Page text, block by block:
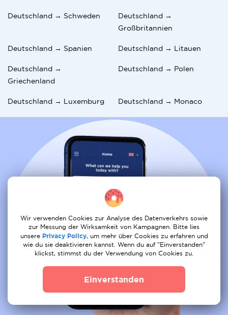
Deutschland → Schweden
Deutschland →
Großbritannien
Deutschland → Spanien Deutschland → Litauen
Deutschland →
Griechenland
Deutschland → Polen
Deutschland → Luxemburg Deutschland → Monaco
Wir verwenden Cookies zur Analyse des Datenverkehrs sowie
zur Messung der Wirksamkeit von Kampagnen. Bitte lies
unsere Privacy Policy, um mehr über Cookies zu erfahren und
wie du sie deaktivieren kannst. Wenn du auf "Einverstanden"
klickst, stimmst du der Verwendung von Cookies zu.
Einverstanden